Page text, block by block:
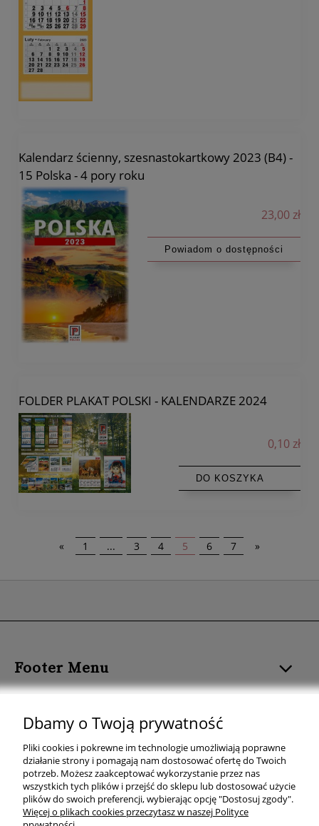
Kalendarz ścienny, szesnastokartkowy 2023 (B4) -
15 Polska - 4 pory roku
23,00 zł
Powiadom o dostępności
FOLDER PLAKAT POLSKI - KALENDARZE 2024
0,10 zł
DO KOSZYKA
« 1 ... 3 4 5 6 7 »
Footer Menu
KOLOR PLAKATU
TEMAT PLAKATU
KOLEKCJE PLAKATÓW
Dbamy o Twoją prywatność
Pliki cookies i pokrewne im technologie umożliwiają poprawne
działanie strony i pomagają nam dostosować ofertę do Twoich
potrzeb. Możesz zaakceptować wykorzystanie przez nas
wszystkich tych plików i przejść do sklepu lub dostosować użycie
plików do swoich preferencji, wybierając opcję "Dostosuj zgody".
Więcej o plikach cookies przeczytasz w naszej Polityce